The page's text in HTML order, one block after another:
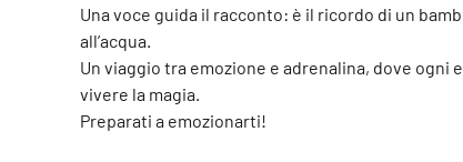
Una voce guida il racconto: è il ricordo di un
all’acqua.
Un viaggio tra emozione e adrenalina, dove ogni
vivere la magia.
Preparati a emozionarti!